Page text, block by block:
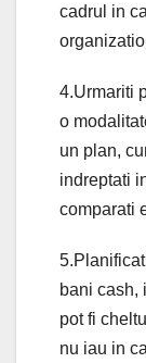
cadrul in
4.Urmariti
o
un plan,
indreptati
comparati
bani cash,
pot fi
nu iau in